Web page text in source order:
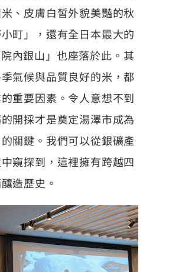
、皮膚白皙外貌美豔的秋
町」，還有全日本最大的
內銀山」也座落於此。其
氣候與品質良好的米，都
重要因素。令人意想不到
開採才是奠定湯澤市成為
的關鍵。我們可以從銀礦產
窺探到，這裡擁有跨越四
造歷史。